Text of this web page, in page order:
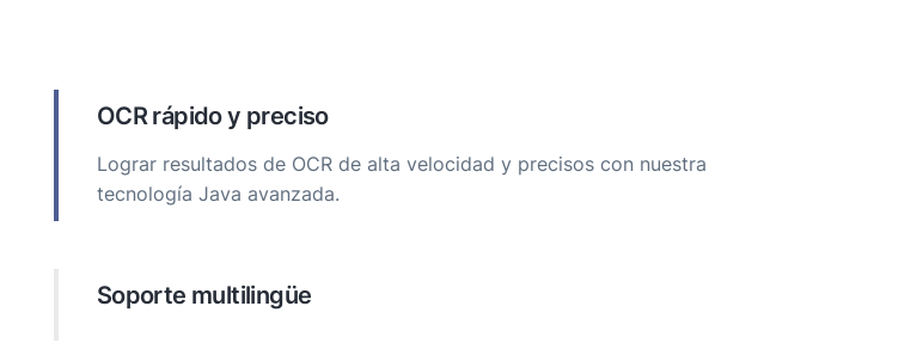
OCR rápido y preciso
Lograr resultados de OCR de alta velocidad y precisos con nuestra
tecnología Java avanzada.
Soporte multilingüe